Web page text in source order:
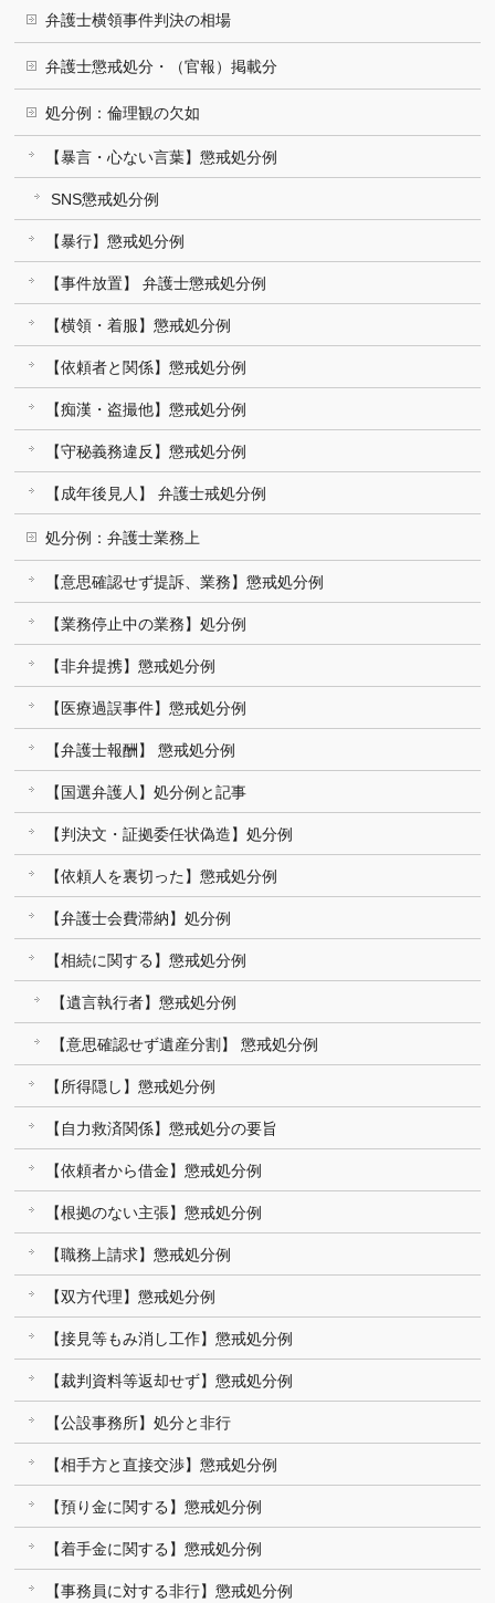
弁護士横領事件判決の相場
弁護士懲戒処分・（官報）掲載分
処分例：倫理観の欠如
【暴言・心ない言葉】懲戒処分例
SNS懲戒処分例
【暴行】懲戒処分例
【事件放置】 弁護士懲戒処分例
【横領・着服】懲戒処分例
【依頼者と関係】懲戒処分例
【痴漢・盗撮他】懲戒処分例
【守秘義務違反】懲戒処分例
【成年後見人】 弁護士戒処分例
処分例：弁護士業務上
【意思確認せず提訴、業務】懲戒処分例
【業務停止中の業務】処分例
【非弁提携】懲戒処分例
【医療過誤事件】懲戒処分例
【弁護士報酬】 懲戒処分例
【国選弁護人】処分例と記事
【判決文・証拠委任状偽造】処分例
【依頼人を裏切った】懲戒処分例
【弁護士会費滞納】処分例
【相続に関する】懲戒処分例
【遺言執行者】懲戒処分例
【意思確認せず遺産分割】 懲戒処分例
【所得隠し】懲戒処分例
【自力救済関係】懲戒処分の要旨
【依頼者から借金】懲戒処分例
【根拠のない主張】懲戒処分例
【職務上請求】懲戒処分例
【双方代理】懲戒処分例
【接見等もみ消し工作】懲戒処分例
【裁判資料等返却せず】懲戒処分例
【公設事務所】処分と非行
【相手方と直接交渉】懲戒処分例
【預り金に関する】懲戒処分例
【着手金に関する】懲戒処分例
【事務員に対する非行】懲戒処分例